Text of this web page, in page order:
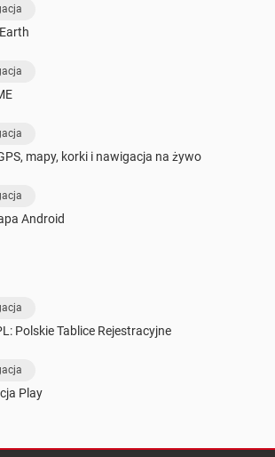
mapy, korki i nawigacja na żywo
Android
Polskie Tablice Rejestracyjne
Play